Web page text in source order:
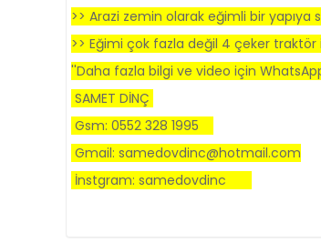
>> Arazi zemin olarak eğimli bir
>> Eğimi çok fazla değil 4 çeker
''Daha fazla bilgi ve video için
SAMET DİNÇ
Gsm: 0552 328 1995
Gmail: samedovdinc@hotmail.com
İnstgram: samedovdinc